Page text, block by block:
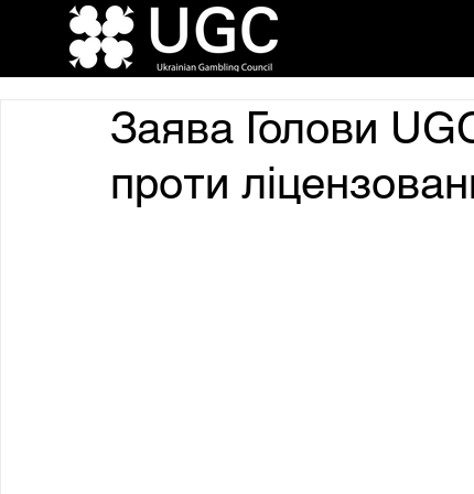
Заява Голови
проти